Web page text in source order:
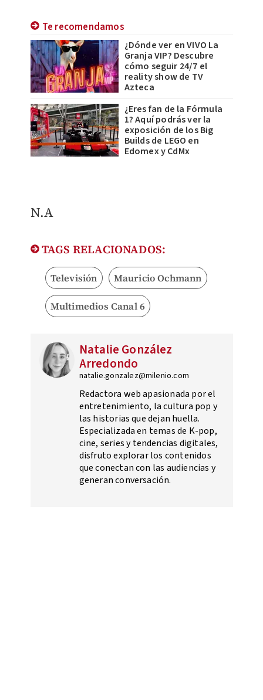
Te recomendamos
¿Dónde ver en VIVO La
Granja VIP? Descubre
cómo seguir 24/7 el
reality show de TV
Azteca
¿Eres fan de la Fórmula
1? Aquí podrás ver la
exposición de los Big
Builds de LEGO en
Edomex y CdMx
​N.A
TAGS RELACIONADOS:
Televisión Mauricio Ochmann
Multimedios Canal 6
Natalie González
Arredondo
natalie.gonzalez@milenio.com
Redactora web apasionada por el
entretenimiento, la cultura pop y
las historias que dejan huella.
Especializada en temas de K-pop,
cine, series y tendencias digitales,
disfruto explorar los contenidos
que conectan con las audiencias y
generan conversación.